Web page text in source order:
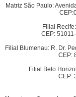
Matriz São Paulo:
Filial
CEP:
Filial Blumenau: R. Dr.
CEP:
Filial Belo
CEP: